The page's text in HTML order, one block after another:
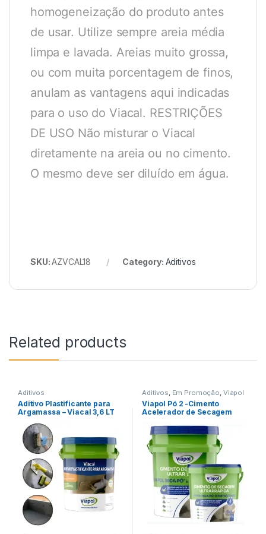
homogeneização do produto antes
de usar. Utilize sempre areia média
limpa e lavada. Areias muito grossa,
ou com muita porcentagem de finos,
anulam as vantagens aqui indicadas
para o uso do Viacal. RESTRIÇÕES
DE USO Não misturar o Viacal
diretamente na areia ou no cimento.
O mesmo deve ser diluído em água.
SKU:AZVCAL18 Category: Aditivos
Related products
Aditivos
Aditivo Plastificante para
Argamassa – Viacal 3,6 LT
Aditivos, Em Promoção, Viapol
Viapol Pó 2 -Cimento
Acelerador de Secagem